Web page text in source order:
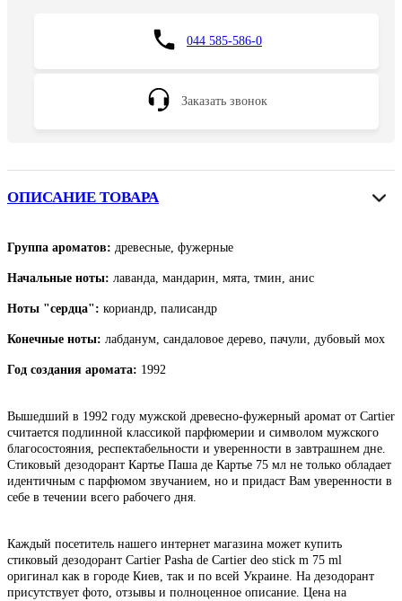
044 585-586-0
Заказать звонок
ОПИСАНИЕ ТОВАРА
Группа ароматов: древесные, фужерные
Начальные ноты: лаванда, мандарин, мята, тмин, анис
Ноты "сердца": кориандр, палисандр
Конечные ноты: лабданум, сандаловое дерево, пачули, дубовый мох
Год создания аромата: 1992
Вышедший в 1992 году мужской древесно-фужерный аромат от Cartier
считается подлинной классикой парфюмерии и символом мужского
благосостояния, респектабельности и уверенности в завтрашнем дне.
Стиковый дезодорант Картье Паша де Картье 75 мл не только обладает
идентичным с парфюмом звучанием, но и придаст Вам уверенности в
себе в течении всего рабочего дня.
Каждый посетитель нашего интернет магазина может купить
стиковый дезодорант Cartier Pasha de Cartier deo stick m 75 ml
оригинал как в городе Киев, так и по всей Украине. На дезодорант
присутствует фото, отзывы и полноценное описание. Цена на